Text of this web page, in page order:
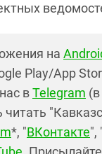
на
Play/App
вTelegram
*, "ВКонтакте",